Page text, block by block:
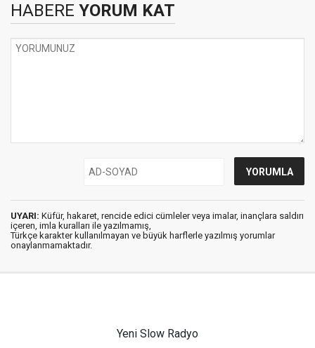
HABERE YORUM KAT
UYARI: Küfür, hakaret, rencide edici cümleler veya imalar, inançlara saldırı
içeren, imla kuralları ile yazılmamış,
Türkçe karakter kullanılmayan ve büyük harflerle yazılmış yorumlar
onaylanmamaktadır.
Yeni Slow Radyo